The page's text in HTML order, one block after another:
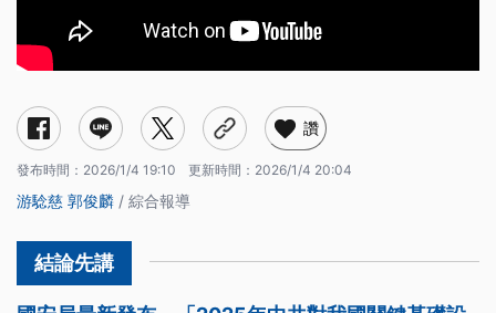
讚
發布時間： 2026/1/4 19:10 更新時間： 2026/1/4 20:04
游騐慈 郭俊麟 / 綜合報導